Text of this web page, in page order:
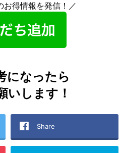
お得情報を発信！／
になったら
いします！
Share